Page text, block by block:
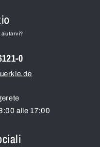
aiutarvi?
0
alle 17:00